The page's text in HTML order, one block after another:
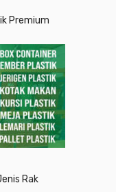
Premium
Rak